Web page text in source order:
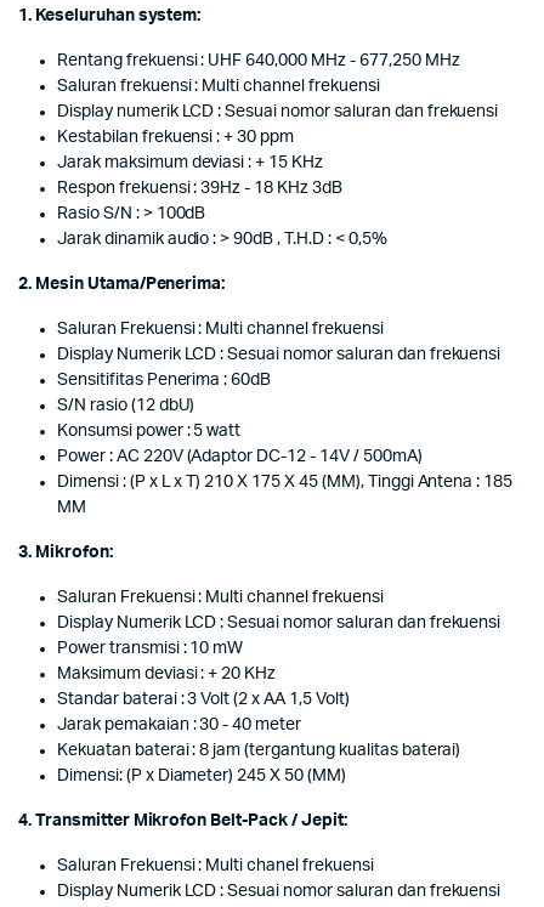
1. Keseluruhan system:
Rentang frekuensi : UHF 640,000 MHz - 677,250 MHz
Saluran frekuensi : Multi channel frekuensi
Display numerik LCD : Sesuai nomor saluran dan frekuensi
Kestabilan frekuensi : + 30 ppm
Jarak maksimum deviasi : + 15 KHz
Respon frekuensi : 39Hz - 18 KHz 3dB
Rasio S/N : > 100dB
Jarak dinamik audio : > 90dB , T.H.D : < 0,5%
2. Mesin Utama/Penerima:
Saluran Frekuensi : Multi channel frekuensi
Display Numerik LCD : Sesuai nomor saluran dan frekuensi
Sensitifitas Penerima : 60dB
S/N rasio (12 dbU)
Konsumsi power : 5 watt
Power : AC 220V (Adaptor DC-12 - 14V / 500mA)
Dimensi : (P x L x T) 210 X 175 X 45 (MM), Tinggi Antena : 185
MM
3. Mikrofon:
Saluran Frekuensi : Multi channel frekuensi
Display Numerik LCD : Sesuai nomor saluran dan frekuensi
Power transmisi : 10 mW
Maksimum deviasi : + 20 KHz
Standar baterai : 3 Volt (2 x AA 1,5 Volt)
Jarak pemakaian : 30 - 40 meter
Kekuatan baterai : 8 jam (tergantung kualitas baterai)
Dimensi: (P x Diameter) 245 X 50 (MM)
4. Transmitter Mikrofon Belt-Pack / Jepit:
Saluran Frekuensi : Multi chanel frekuensi
Display Numerik LCD : Sesuai nomor saluran dan frekuensi